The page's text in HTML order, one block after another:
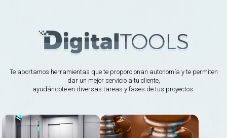
Te aportamos herramientas que te proporcionan autonomía y te permiten
dar un mejor servicio a tu cliente,
ayudándote en diversas tareas y fases de tus proyectos.